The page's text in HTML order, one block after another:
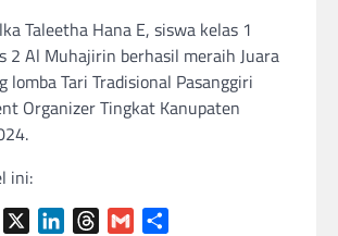
Taleetha Hana E, siswa kelas 1
2 Al Muhajirin berhasil meraih Juara
lomba Tari Tradisional Pasanggiri
Organizer Tingkat Kanupaten
ini:
Facebook LinkedInThreads
Gmail